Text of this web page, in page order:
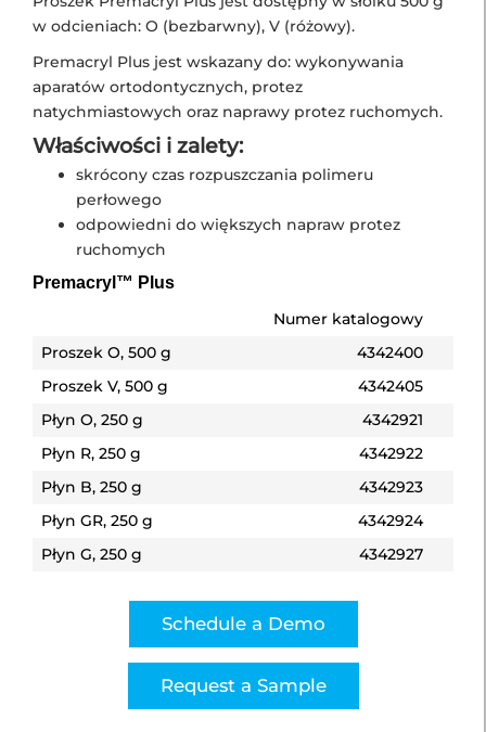
w odcieniach: O (bezbarwny), V (różowy).
Premacryl Plus jest wskazany do: wykonywania
aparatów ortodontycznych, protez
natychmiastowych oraz naprawy protez ruchomych.
Właściwości i zalety:
skrócony czas rozpuszczania polimeru
perłowego
odpowiedni do większych napraw protez
ruchomych
Premacryl™ Plus
Numer katalogowy
Proszek O, 500 g
4342400
Proszek V, 500 g
4342405
Płyn O, 250 g
4342921
Płyn R, 250 g
4342922
Płyn B, 250 g
4342923
Płyn GR, 250 g
4342924
Płyn G, 250 g
4342927
Schedule a Demo
Request a Sample